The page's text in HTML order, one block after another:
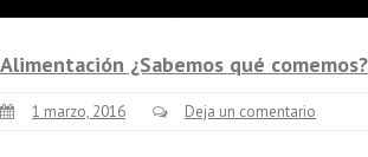
Alimentación ¿Sabemos qué comemos?
1 marzo, 2016 Deja un comentario